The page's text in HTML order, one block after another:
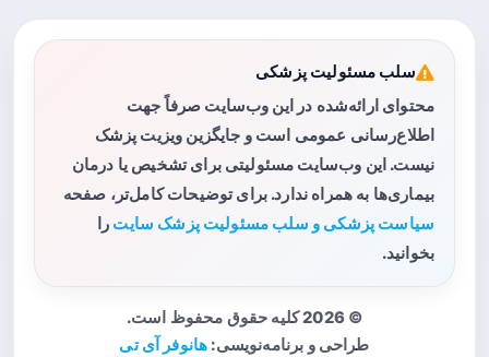
سلب مسئولیت پزشکی
محتوای ارائه‌شده در این وب‌سایت صرفاً جهت
اطلاع‌رسانی عمومی است و جایگزین ویزیت پزشک
نیست. این وب‌سایت مسئولیتی برای تشخیص یا درمان
بیماری‌ها به همراه ندارد. برای توضیحات کامل‌تر، صفحه
سیاست پزشکی و سلب مسئولیت پزشک سایت را
بخوانید.
© 2026 کلیه حقوق محفوظ است.
طراحی و برنامه‌نویسی: هانوفر آی تی